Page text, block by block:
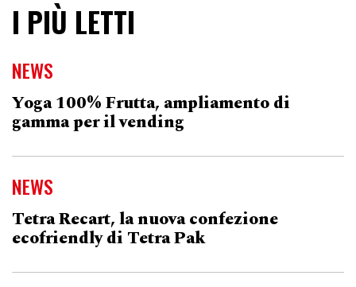
I PIÙ LETTI
NEWS
Yoga 100% Frutta, ampliamento di
gamma per il vending
NEWS
Tetra Recart, la nuova confezione
ecofriendly di Tetra Pak